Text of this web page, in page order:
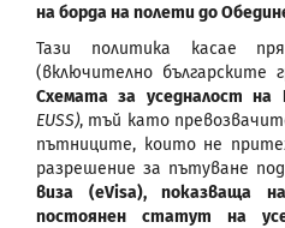
на борда на полети до
Тази политика касае
(включително
Схемата за уседналост на
EUSS), тъй като
пътниците, които не
разрешение за пътуване
виза (eVisa), показваща
постоянен статут на